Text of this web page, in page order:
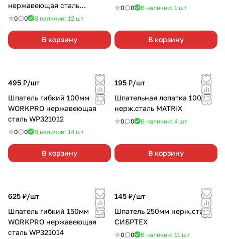
нержавеющая сталь
WP321015
0 0 В наличии: 12 шт
В корзину
0 0 В наличии: 1 шт
В корзину
495 ₽/шт
Шпатель гибкий 100мм
WORKPRO нержавеющая
сталь WP321012
0 0 В наличии: 14 шт
В корзину
195 ₽/шт
Шпательная лопатка 100мм
нерж.сталь MATRIX
0 0 В наличии: 4 шт
В корзину
625 ₽/шт
Шпатель гибкий 150мм
WORKPRO нержавеющая
сталь WP321014
145 ₽/шт
Шпатель 250мм нерж.сталь
СИБРТЕХ
0 0 В наличии: 11 шт